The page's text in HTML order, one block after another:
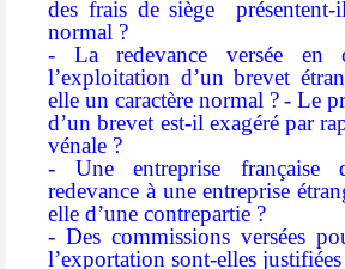
des frais de siège
normal ?
- La redevance versée en
l’exploitation d’un brevet
elle un caractère normal ?- Le
d’un brevet est-il exagéré par
vénale ?
- Une entreprise française
redevance à une entreprise
elle d’une contrepartie ?
- Des commissions versées
l’exportation sont-elles justifiées